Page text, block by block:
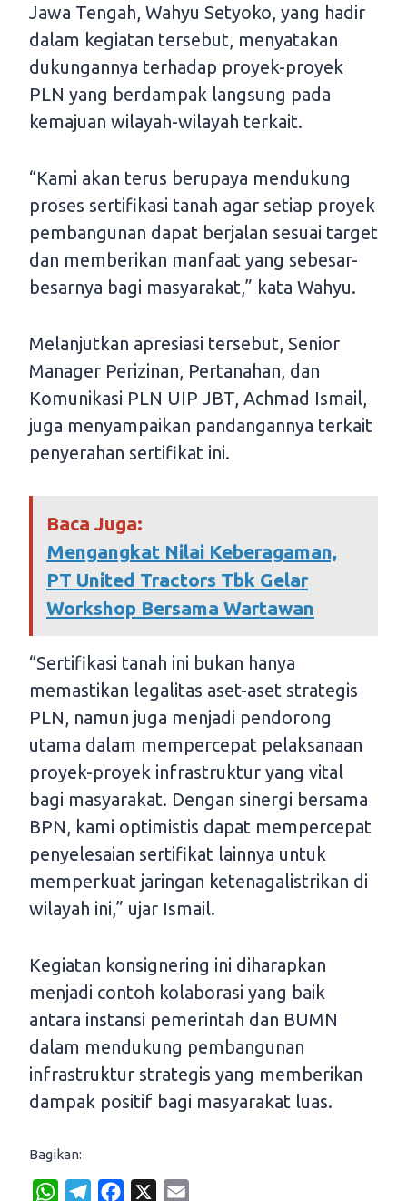
Jawa Tengah, Wahyu Setyoko, yang hadir
dalam kegiatan tersebut, menyatakan
dukungannya terhadap proyek-proyek
PLN yang berdampak langsung pada
kemajuan wilayah-wilayah terkait.
“Kami akan terus berupaya mendukung
proses sertifikasi tanah agar setiap proyek
pembangunan dapat berjalan sesuai target
dan memberikan manfaat yang sebesar-
besarnya bagi masyarakat,” kata Wahyu.
Melanjutkan apresiasi tersebut, Senior
Manager Perizinan, Pertanahan, dan
Komunikasi PLN UIP JBT, Achmad Ismail,
juga menyampaikan pandangannya terkait
penyerahan sertifikat ini.
Baca Juga:
Mengangkat Nilai Keberagaman,
PT United Tractors Tbk Gelar
Workshop Bersama Wartawan
“Sertifikasi tanah ini bukan hanya
memastikan legalitas aset-aset strategis
PLN, namun juga menjadi pendorong
utama dalam mempercepat pelaksanaan
proyek-proyek infrastruktur yang vital
bagi masyarakat. Dengan sinergi bersama
BPN, kami optimistis dapat mempercepat
penyelesaian sertifikat lainnya untuk
memperkuat jaringan ketenagalistrikan di
wilayah ini,” ujar Ismail.
Kegiatan konsignering ini diharapkan
menjadi contoh kolaborasi yang baik
antara instansi pemerintah dan BUMN
dalam mendukung pembangunan
infrastruktur strategis yang memberikan
dampak positif bagi masyarakat luas.
Bagikan:
W